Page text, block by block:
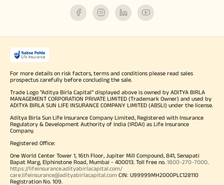
For more details on risk factors, terms and conditions please read sales
prospectus carefully before concluding the sale.
Trade Logo "Aditya Birla Capital" displayed above is owned by ADITYA BIRLA
MANAGEMENT CORPORATION PRIVATE LIMITED (Trademark Owner) and used by
ADITYA BIRLA SUN LIFE INSURANCE COMPANY LIMITED (ABSLI) under the license.
Aditya Birla Sun Life Insurance Company Limited, Registered with Insurance
Regulatory & Development Authority of India (IRDAI) as Life Insurance
Company.
Registered Office:
One World Center Tower 1, 16th Floor, Jupiter Mill Compound, 841, Senapati
Bapat Marg, Elphinstone Road, Mumbai - 400013. Toll free no. 1800-270-7000.
https://lifeinsurance.adityabirlacapital.com/
care.lifeinsurance@adityabirlacapital.com CIN: U99999MH2000PLC128110
Registration No. 109.